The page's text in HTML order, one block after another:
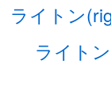
ライトン
ライト